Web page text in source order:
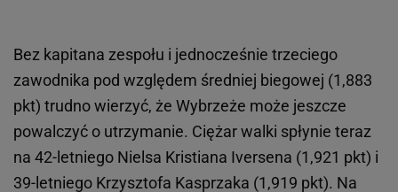
Bez kapitana zespołu i jednocześnie trzeciego
zawodnika pod względem średniej biegowej (1,883
pkt) trudno wierzyć, że Wybrzeże może jeszcze
powalczyć o utrzymanie. Ciężar walki spłynie teraz
na 42-letniego Nielsa Kristiana Iversena (1,921 pkt) i
39-letniego Krzysztofa Kasprzaka (1,919 pkt). Na